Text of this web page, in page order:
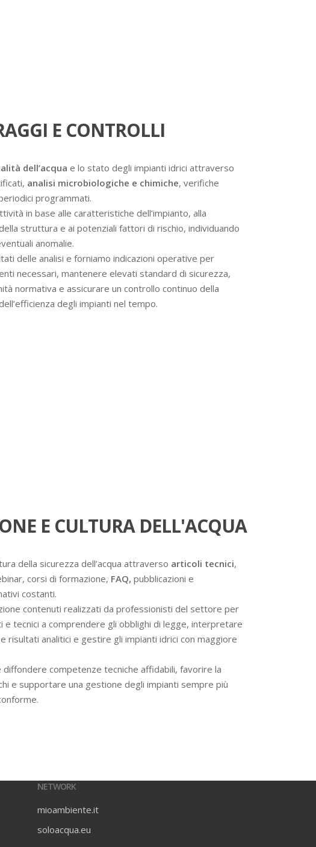
E CONTROLLI
dell’acqua e lo stato degli impianti idrici attraverso
analisi microbiologiche e chimiche, verifiche
programmati.
in base alle caratteristiche dell’impianto, alla
struttura e ai potenziali fattori di rischio, individuando
anomalie.
delle analisi e forniamo indicazioni operative per
necessari, mantenere elevati standard di sicurezza,
normativa e assicurare un controllo continuo della
degli impianti nel tempo.
E CULTURA DELL'ACQUA
della sicurezza dell’acqua attraverso articoli tecnici,
corsi di formazione, FAQ, pubblicazioni e
costanti.
contenuti realizzati da professionisti del settore per
e tecnici a comprendere gli obblighi di legge, interpretare
risultati analitici e gestire gli impianti idrici con maggiore
competenze tecniche affidabili, favorire la
e supportare una gestione degli impianti sempre più
NETWORK
mioambiente.it
soloacqua.eu